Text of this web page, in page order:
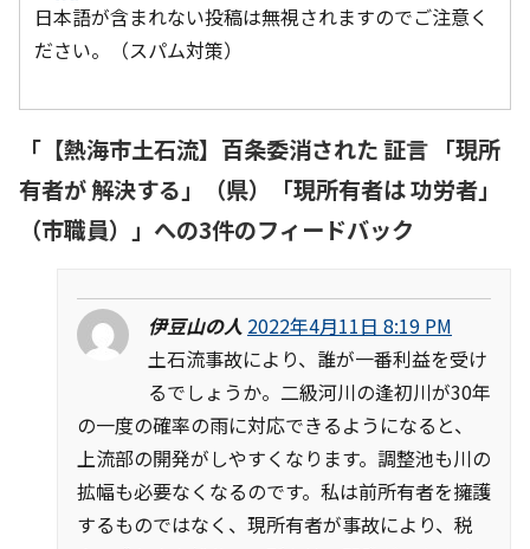
日本語が含まれない投稿は無視されますのでご注意く
ださい。（スパム対策）
「 【熱海市土石流】百条委消された 証言 「現所
有者が 解決する」（県）「現所有者は 功労者」
（市職員） 」への3件のフィードバック
伊豆山の人 2022年4月11日 8:19 PM
土石流事故により、誰が一番利益を受け
るでしょうか。二級河川の逢初川が30年
の一度の確率の雨に対応できるようになると、
上流部の開発がしやすくなります。調整池も川の
拡幅も必要なくなるのです。私は前所有者を擁護
するものではなく、現所有者が事故により、税